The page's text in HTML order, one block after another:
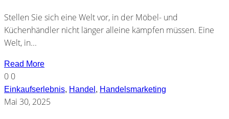
Stellen Sie sich eine Welt vor, in der Möbel- und
Küchenhändler nicht länger alleine kämpfen müssen. Eine
Welt, in...
Read More
0 0
Einkaufserlebnis, Handel , Handelsmarketing
Mai 30, 2025